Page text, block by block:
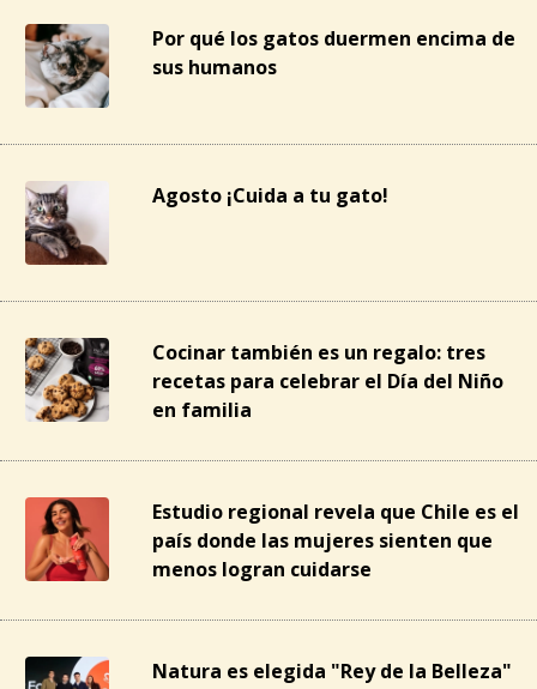
Por qué los gatos duermen encima de
sus humanos
Agosto ¡Cuida a tu gato!
Cocinar también es un regalo: tres
recetas para celebrar el Día del Niño
en familia
Estudio regional revela que Chile es el
país donde las mujeres sienten que
menos logran cuidarse
Natura es elegida "Rey de la Belleza"